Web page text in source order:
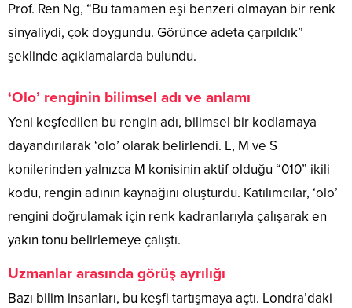
Prof. Ren Ng, “Bu tamamen eşi benzeri olmayan bir renk
sinyaliydi, çok doygundu. Görünce adeta çarpıldık”
şeklinde açıklamalarda bulundu.
‘Olo’ renginin bilimsel adı ve anlamı
Yeni keşfedilen bu rengin adı, bilimsel bir kodlamaya
dayandırılarak ‘olo’ olarak belirlendi. L, M ve S
konilerinden yalnızca M konisinin aktif olduğu “010” ikili
kodu, rengin adının kaynağını oluşturdu. Katılımcılar, ‘olo’
rengini doğrulamak için renk kadranlarıyla çalışarak en
yakın tonu belirlemeye çalıştı.
Uzmanlar arasında görüş ayrılığı
Bazı bilim insanları, bu keşfi tartışmaya açtı. Londra’daki